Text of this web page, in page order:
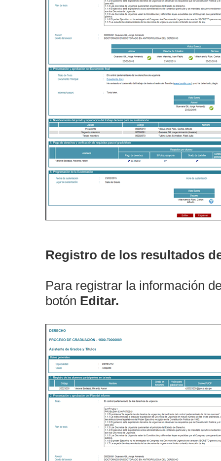
Registro de los resultados
Para registrar la información
botón Editar.